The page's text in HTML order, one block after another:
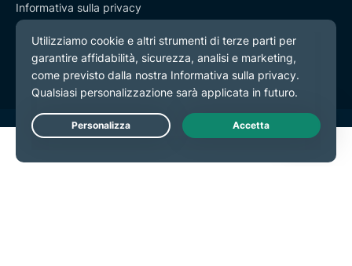
Informativa sulla privacy
Termini di servizio
Preferenze cookie
Live Chat